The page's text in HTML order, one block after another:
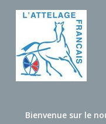
Bienvenue sur le